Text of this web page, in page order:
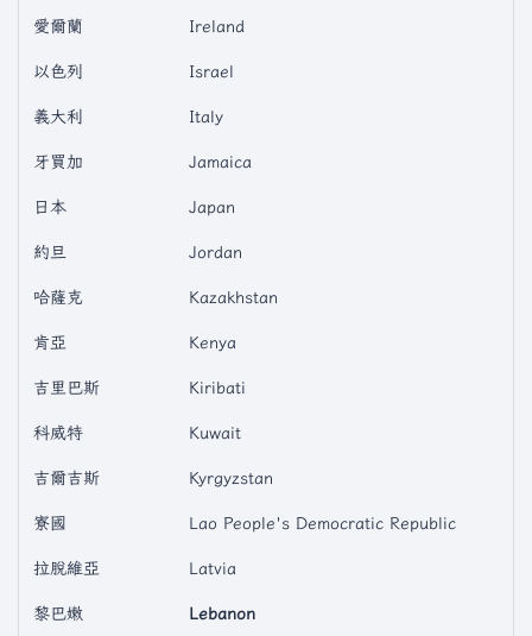
愛爾蘭 Ireland
以色列 Israel
義大利 Italy
牙買加 Jamaica
日本 Japan
約旦 Jordan
哈薩克 Kazakhstan
肯亞 Kenya
吉里巴斯 Kiribati
科威特 Kuwait
吉爾吉斯 Kyrgyzstan
寮國 Lao People's Democratic Republic
拉脫維亞 Latvia
黎巴嫩 Lebanon